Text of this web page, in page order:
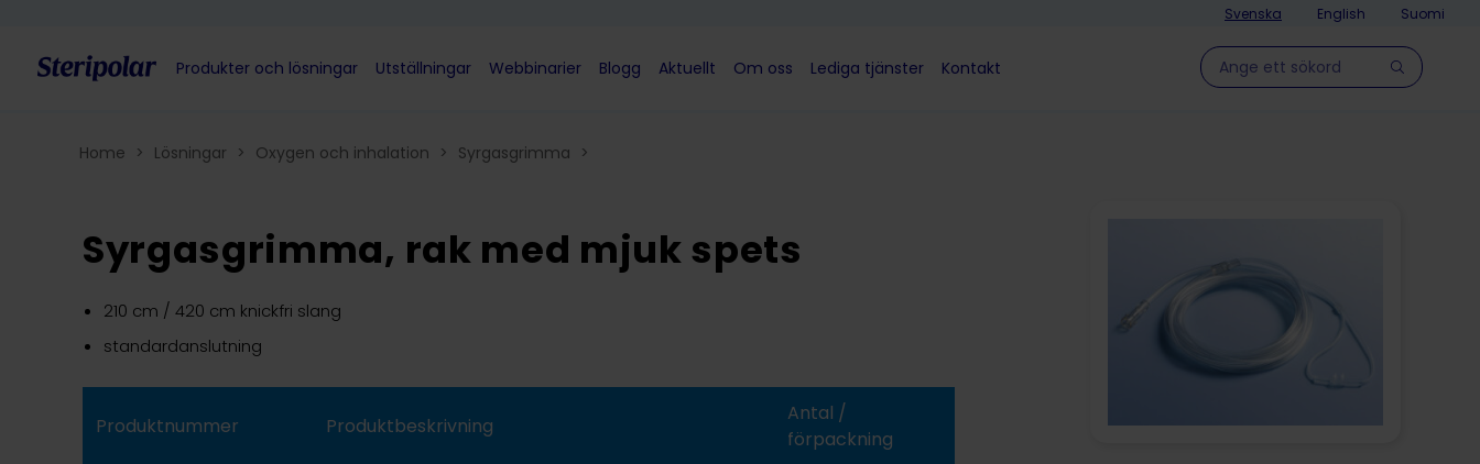
Svenska English Suomi
Produkter och lösningar Utställningar Webbinarier Blogg Aktuellt Om oss Lediga tjänster Kontakt Hae sivulla
Home > Lösningar > Oxygen och inhalation > Syrgasgrimma >
Syrgasgrimma, rak med mjuk spets
210 cm / 420 cm knickfri slang
standardanslutning
Produktnummer Produktbeskrivning
Antal /
förpackning